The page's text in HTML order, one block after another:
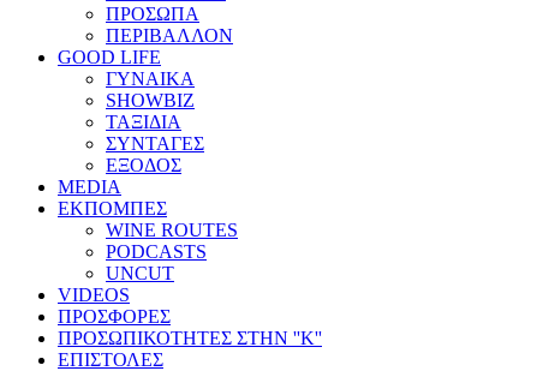
ΠΡΟΣΩΠΑ
ΠΕΡΙΒΑΛΛΟΝ
GOOD LIFE
ΓΥΝΑΙΚΑ
SHOWBIZ
ΤΑΞΙΔΙΑ
ΣΥΝΤΑΓΕΣ
ΕΞΟΔΟΣ
MEDIA
ΕΚΠΟΜΠΕΣ
WINE ROUTES
PODCASTS
UNCUT
VIDEOS
ΠΡΟΣΦΟΡΕΣ
ΠΡΟΣΩΠΙΚΟΤΗΤΕΣ ΣΤΗΝ ''Κ''
ΕΠΙΣΤΟΛΕΣ